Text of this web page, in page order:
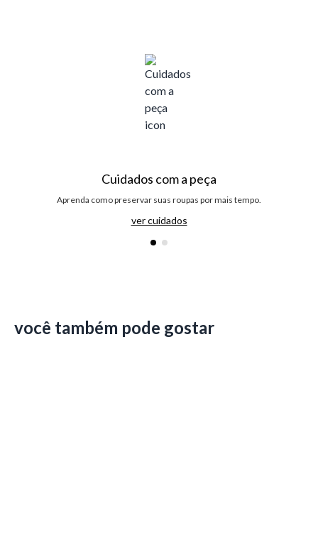
Cuidados com a peça
Aprenda como preservar suas roupas por mais tempo.
ver cuidados
você também pode gostar